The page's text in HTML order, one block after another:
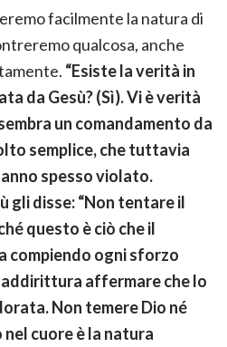
facilmente la natura di
qualcosa, anche
“Esiste la verità in
da Gesù? (Sì). Vi è verità
un comandamento da
semplice, che tuttavia
spesso violato.
gli disse: “Non tentare il
questo è ciò che il
compiendo ogni sforzo
addirittura affermare che lo
Non temere Dio né
cuore è la natura